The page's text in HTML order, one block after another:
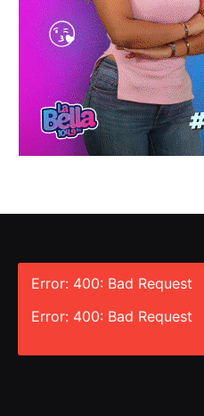
Error: 400: Bad Request
Error: 400: Bad Request